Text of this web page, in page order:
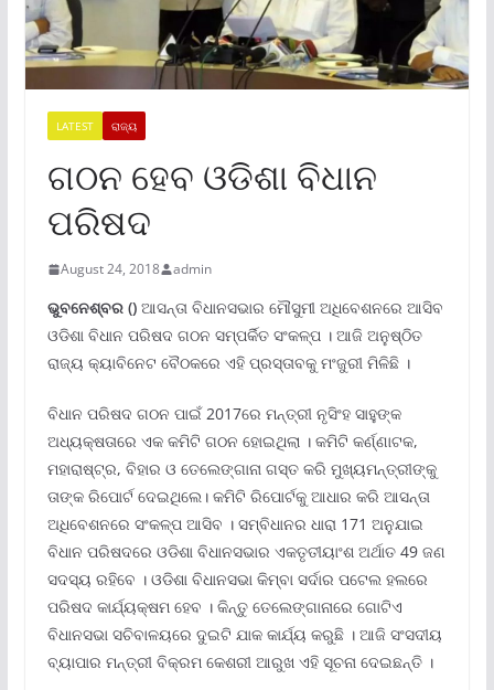
LATEST ରାଜ୍ୟ
ଗଠନ ହେବ ଓଡିଶା ବିଧାନ
ପରିଷଦ
August 24, 2018 admin
ଭୁବନେଶ୍ବର ()ଆସନ୍ତା ବିଧାନସଭାର ମୌସୁମୀ ଅଧିବେଶନରେ ଆସିବ
ଓଡିଶା ବିଧାନ ପରିଷଦ ଗଠନ ସମ୍ପର୍କିତ ସଂକଳ୍ପ । ଆଜି ଅନୁଷ୍ଠିତ
ରାଜ୍ୟ କ୍ୟାବିନେଟ ବୈଠକରେ ଏହି ପ୍ରସ୍ତାବକୁ ମଂଜୁରୀ ମିଳିଛି ।
ବିଧାନ ପରିଷଦ ଗଠନ ପାଇଁ 2017ରେ ମନ୍ତ୍ରୀ ନୃସିଂହ ସାହୁଙ୍କ
ଅଧ୍ୟକ୍ଷତାରେ ଏକ କମିଟି ଗଠନ ହୋଇଥିଲା । କମିଟି କର୍ଣ୍ଣାଟକ,
ମହାରାଷ୍ଟ୍ର, ବିହାର ଓ ତେଲେଙ୍ଗାନା ଗସ୍ତ କରି ମୁଖ୍ୟମନ୍ତ୍ରୀଙ୍କୁ
ତାଙ୍କ ରିପୋର୍ଟ ଦେଇଥିଲେ। କମିଟି ରିପୋର୍ଟକୁ ଆଧାର କରି ଆସନ୍ତା
ଅଧିବେଶନରେ ସଂକଳ୍ପ ଆସିବ । ସମ୍ବିଧାନର ଧାରା 171 ଅନୁଯାଇ
ବିଧାନ ପରିଷଦରେ ଓଡିଶା ବିଧାନସଭାର ଏକତୃତୀୟାଂଶ ଅର୍ଥାତ 49 ଜଣ
ସଦସ୍ୟ ରହିବେ । ଓଡିଶା ବିଧାନସଭା କିମ୍ବା ସର୍ଦାର ପଟେଲ ହଲରେ
ପରିଷଦ କାର୍ଯ୍ୟକ୍ଷମ ହେବ । କିନ୍ତୁ ତେଲେଙ୍ଗାନାରେ ଗୋଟିଏ
ବିଧାନସଭା ସଚିବାଳୟରେ ଦୁଇଟି ଯାକ କାର୍ଯ୍ୟ କରୁଛି । ଆଜି ସଂସଦୀୟ
ବ୍ୟାପାର ମନ୍ତ୍ରୀ ବିକ୍ରମ କେଶରୀ ଆରୁଖ ଏହି ସୂଚନା ଦେଇଛନ୍ତି ।